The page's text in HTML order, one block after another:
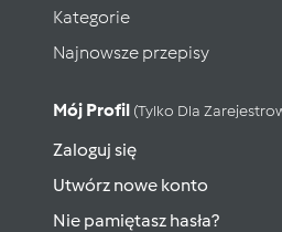
Kategorie
Najnowsze przepisy
Mój Profil (tylko Dla
Zaloguj się
Utwórz nowe konto
Nie pamiętasz hasła?